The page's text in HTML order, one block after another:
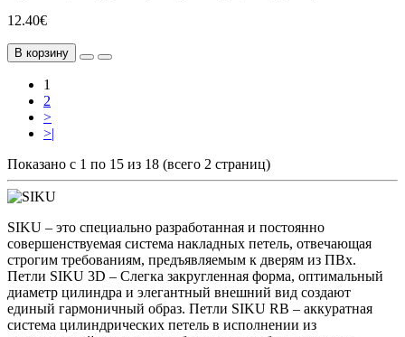
12.40€
В корзину
1
2
>
>|
Показано с 1 по 15 из 18 (всего 2 страниц)
SIKU – это специально разработанная и постоянно
совершенствуемая система накладных петель, отвечающая
строгим требованиям, предъявляемым к дверям из ПВх.
Петли SIKU 3D – Слегка закругленная форма, оптимальный
диаметр цилиндра и элегантный внешний вид создают
единый гармоничный образ. Петли SIKU RB – аккуратная
система цилиндрических петель в исполнении из